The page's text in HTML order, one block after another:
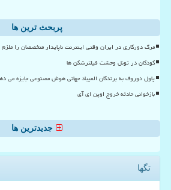
پربحث ترین ها
مرگ دورکاری در ایران وقتی اینترنت ناپایدار متخصصان را
کودکان در تونل وحشت فیلترشکن ها
پاول دوروف به برندگان المپیاد جهانی هوش مصنوعی جایزه می
بازخوانی حادثه خروج اوپن ای آی
جدیدترین ها
تگها